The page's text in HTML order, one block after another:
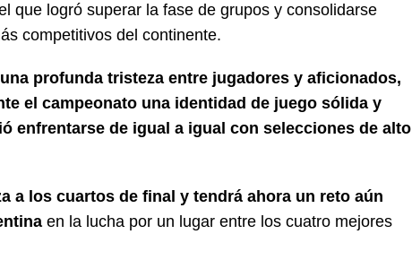
que logró superar la fase de grupos y consolidarse
competitivos del continente.
profunda tristeza entre jugadores y aficionados,
el campeonato una identidad de juego sólida y
enfrentarse de igual a igual con selecciones de alto
a los cuartos de final y tendrá ahora un reto aún
en la lucha por un lugar entre los cuatro mejores